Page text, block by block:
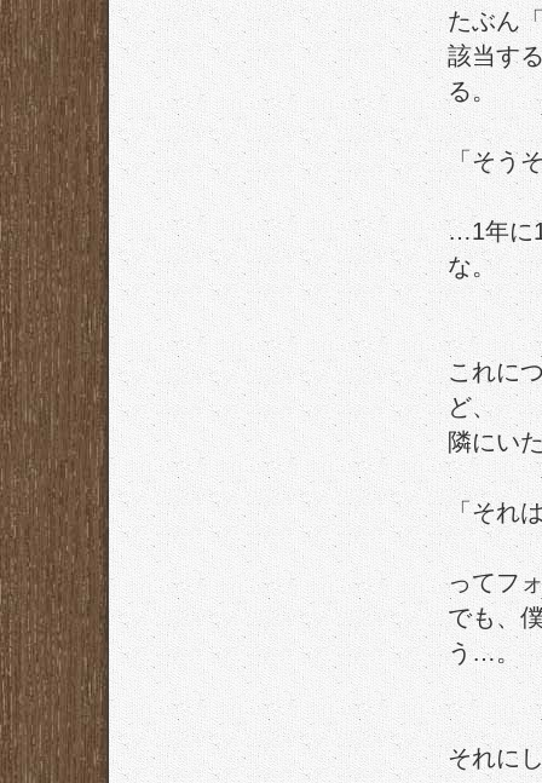
たぶん
該当す
る。
「そう
…1年に
な。
これに
ど、
隣にい
「それ
ってフ
でも、
う…。
それに